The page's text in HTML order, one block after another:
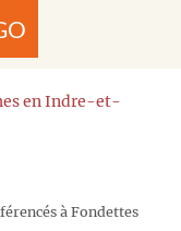
en Indre-et-
à Fondettes